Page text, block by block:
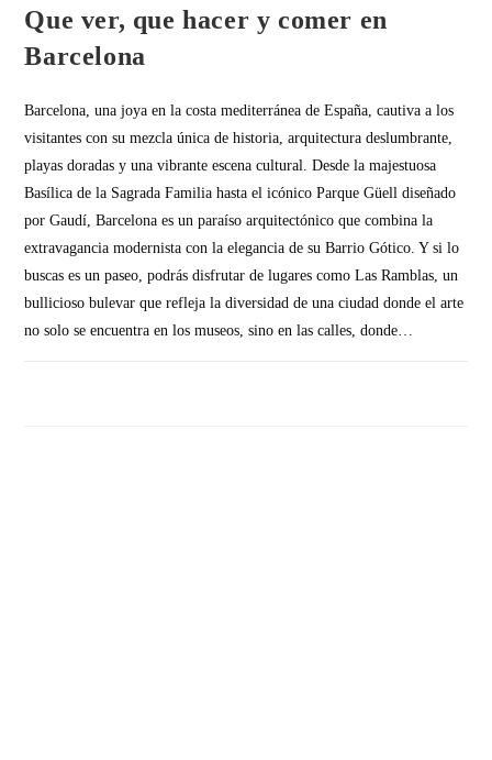
Que ver, que hacer y comer en
Barcelona
Barcelona, una joya en la costa mediterránea de España, cautiva a los
visitantes con su mezcla única de historia, arquitectura deslumbrante,
playas doradas y una vibrante escena cultural. Desde la majestuosa
Basílica de la Sagrada Familia hasta el icónico Parque Güell diseñado
por Gaudí, Barcelona es un paraíso arquitectónico que combina la
extravagancia modernista con la elegancia de su Barrio Gótico. Y si lo
buscas es un paseo, podrás disfrutar de lugares como Las Ramblas, un
bullicioso bulevar que refleja la diversidad de una ciudad donde el arte
no solo se encuentra en los museos, sino en las calles, donde…